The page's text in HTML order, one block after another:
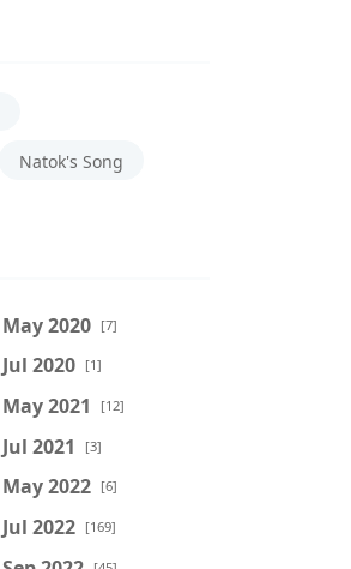
Natok's Song
May 2020 [7]
Jul 2020 [1]
May 2021 [12]
Jul 2021 [3]
May 2022 [6]
Jul 2022 [169]